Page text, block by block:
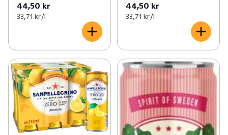
44,50 kr
33,71 kr /l
44,50 kr
33,71 kr /l